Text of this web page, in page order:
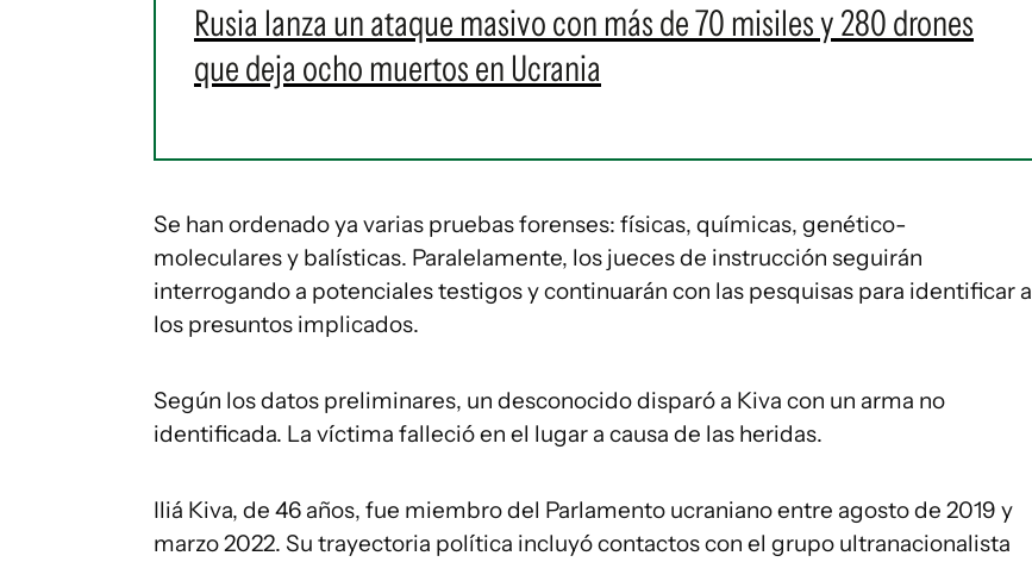
Rusia lanza un ataque masivo con más de 70 misiles y 280 drones
que deja ocho muertos en Ucrania
Se han ordenado ya varias pruebas forenses: físicas, químicas, genético-
moleculares y balísticas. Paralelamente, los jueces de instrucción seguirán
interrogando a potenciales testigos y continuarán con las pesquisas para identificar a
los presuntos implicados.
Según los datos preliminares, un desconocido disparó a Kiva con un arma no
identificada. La víctima falleció en el lugar a causa de las heridas.
Iliá Kiva, de 46 años, fue miembro del Parlamento ucraniano entre agosto de 2019 y
marzo 2022. Su trayectoria política incluyó contactos con el grupo ultranacionalista